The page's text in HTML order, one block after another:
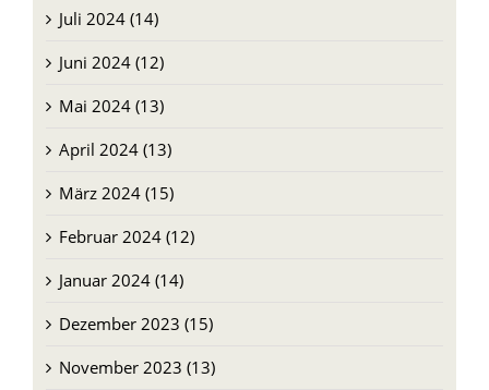
August 2024 (13)
Juli 2024 (14)
Juni 2024 (12)
Mai 2024 (13)
April 2024 (13)
März 2024 (15)
Februar 2024 (12)
Januar 2024 (14)
Dezember 2023 (15)